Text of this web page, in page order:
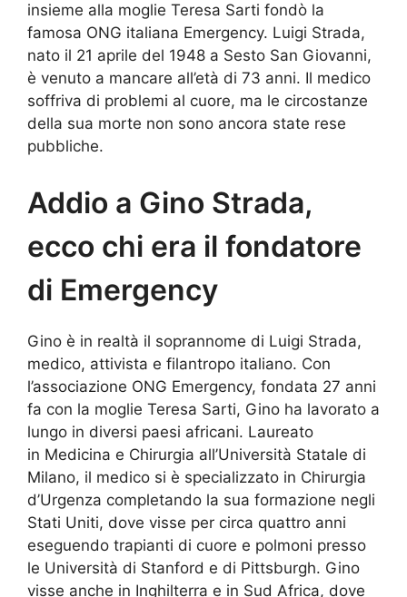
insieme alla moglie Teresa Sarti fondò la
famosa ONG italiana Emergency. Luigi Strada,
nato il 21 aprile del 1948 a Sesto San Giovanni,
è venuto a mancare all’età di 73 anni. Il medico
soffriva di problemi al cuore, ma le circostanze
della sua morte non sono ancora state rese
pubbliche.
Addio a Gino Strada,
ecco chi era il fondatore
di Emergency
Gino è in realtà il soprannome di Luigi Strada,
medico, attivista e filantropo italiano. Con
l’associazione ONG Emergency, fondata 27 anni
fa con la moglie Teresa Sarti, Gino ha lavorato a
lungo in diversi paesi africani. Laureato
in Medicina e Chirurgia all’Università Statale di
Milano, il medico si è specializzato in Chirurgia
d’Urgenza completando la sua formazione negli
Stati Uniti, dove visse per circa quattro anni
eseguendo trapianti di cuore e polmoni presso
le Università di Stanford e di Pittsburgh. Gino
visse anche in Inghilterra e in Sud Africa, dove